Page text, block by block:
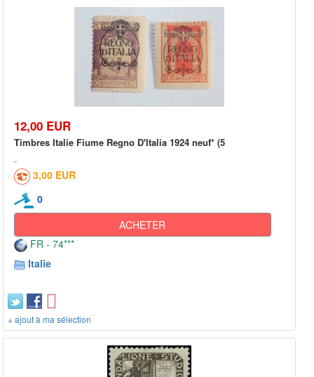
12,00 EUR
Timbres Italie Fiume Regno D'Italia 1924 neuf* (5
3,00 EUR
0
ACHETER
FR - 74***
Italie
+ ajout à ma sélection